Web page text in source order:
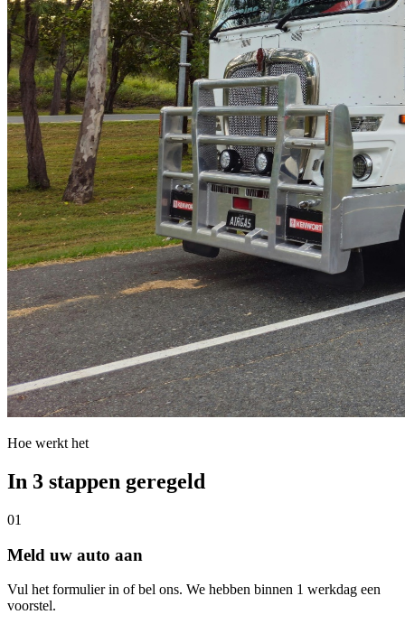
Hoe werkt het
In 3 stappen geregeld
01
Meld uw auto aan
Vul het formulier in of bel ons. We hebben binnen 1 werkdag een
voorstel.